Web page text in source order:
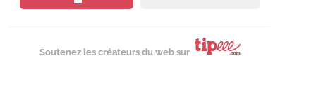
Soutenez les créateurs du web sur